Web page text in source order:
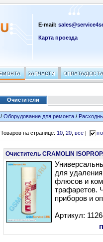
E-mail:
Карта проезда
Очистители
/Оборудование для ремонта /
Товаров на странице:10,20,все
Очиститель CRAMOLIN
для
флюсов и
трафаретов.
приборов и
Артикул: